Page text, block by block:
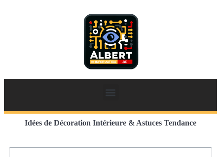
Idées de Décoration Intérieure & Astuces Tendance